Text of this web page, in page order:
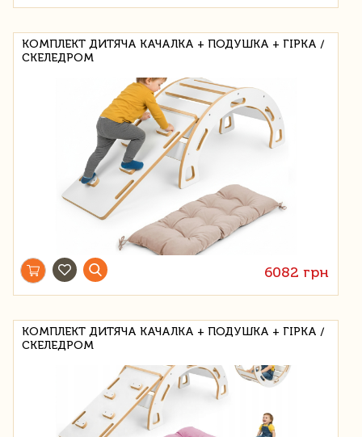
КОМПЛЕКТ ДИТЯЧА КАЧАЛКА + ПОДУШКА + ГІРКА /
СКЕЛЕДРОМ
6082 грн
КОМПЛЕКТ ДИТЯЧА КАЧАЛКА + ПОДУШКА + ГІРКА /
СКЕЛЕДРОМ